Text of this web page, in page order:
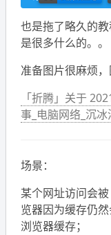
也是拖了略久的
是很多什么的。。
准备图片很麻烦，
「折腾」关于
事_电脑网络_沉冰
场景：
某个网址访问会
览器因为缓存仍
浏览器缓存；